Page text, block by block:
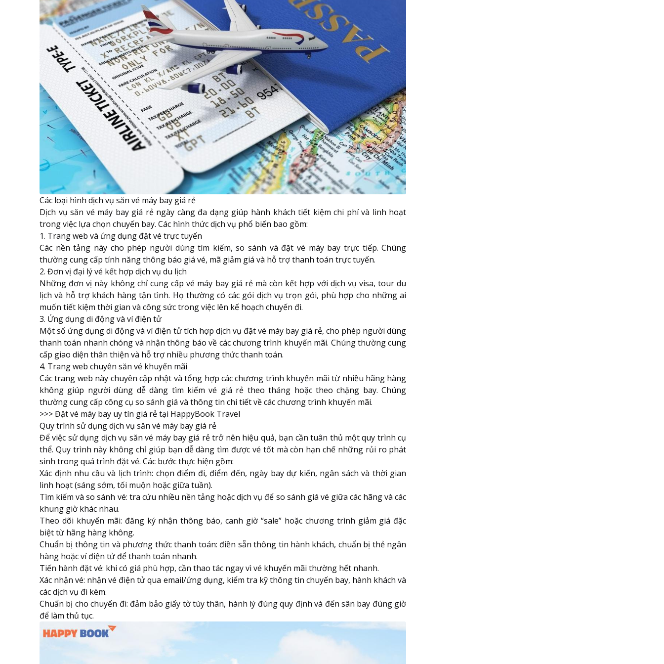
Các loại hình dịch vụ săn vé máy bay giá rẻ
Dịch vụ săn vé máy bay giá rẻ ngày càng đa dạng giúp hành khách tiết kiệm chi phí và linh hoạt
trong việc lựa chọn chuyến bay. Các hình thức dịch vụ phổ biến bao gồm:
1. Trang web và ứng dụng đặt vé trực tuyến
Các nền tảng này cho phép người dùng tìm kiếm, so sánh và đặtvé máy bay trực tiếp. Chúng
thường cung cấp tính năng thông báo giá vé, mã giảm giá và hỗ trợ thanh toán trực tuyến.
2. Đơn vị đại lý vé kết hợp dịch vụ du lịch
Những đơn vị này không chỉ cung cấp vé máy bay giá rẻ mà còn kết hợp với dịch vụ visa, tour du
lịch và hỗ trợ khách hàng tận tình. Họ thường có các gói dịch vụ trọn gói, phù hợp cho những ai
muốn tiết kiệm thời gian và công sức trong việc lên kế hoạch chuyến đi.
3. Ứng dụng di động và ví điện tử
Một số ứng dụng di động và ví điện tử tích hợp dịch vụ đặt vé máy bay giá rẻ, cho phép người dùng
thanh toán nhanh chóng và nhận thông báo về các chương trình khuyến mãi. Chúng thường cung
cấp giao diện thân thiện và hỗ trợ nhiều phương thức thanh toán.
4. Trang web chuyên săn vé khuyến mãi
Các trang web này chuyên cập nhật và tổng hợp các chương trình khuyến mãi từ nhiều hãng hàng
không giúp người dùng dễ dàng tìm kiếm vé giá rẻ theo tháng hoặc theo chặng bay. Chúng
thường cung cấp công cụ so sánh giá và thông tin chi tiết về các chương trình khuyến mãi.
>>>Đặt vé máy bay uy tín giá rẻ tại HappyBook Travel
Quy trình sử dụng dịch vụ săn vé máy bay giá rẻ
Để việc sử dụng dịch vụ săn vé máy bay giá rẻ trở nên hiệu quả, bạn cần tuân thủ một quy trình cụ
thể. Quy trình này không chỉ giúp bạn dễ dàng tìm được vé tốt mà còn hạn chế những rủi ro phát
sinh trong quá trình đặt vé. Các bước thực hiện gồm:
Xác định nhu cầu và lịch trình: chọn điểm đi, điểm đến, ngày bay dự kiến, ngân sách và thời gian
linh hoạt (sáng sớm, tối muộn hoặc giữa tuần).
Tìm kiếm và so sánh vé: tra cứu nhiều nền tảng hoặc dịch vụ để so sánh giá vé giữa các hãng và các
khung giờ khác nhau.
Theo dõi khuyến mãi: đăng ký nhận thông báo, canh giờ “sale” hoặc chương trình giảm giá đặc
biệt từ hãng hàng không.
Chuẩn bị thông tin và phương thức thanh toán: điền sẵn thông tin hành khách, chuẩn bị thẻ ngân
hàng hoặc ví điện tử để thanh toán nhanh.
Tiến hành đặt vé: khi có giá phù hợp, cần thao tác ngay vì vé khuyến mãi thường hết nhanh.
Xác nhận vé: nhận vé điện tử qua email/ứng dụng, kiểm tra kỹ thông tin chuyến bay, hành khách và
các dịch vụ đi kèm.
Chuẩn bị cho chuyến đi: đảm bảo giấy tờ tùy thân, hành lý đúng quy định và đến sân bay đúng giờ
để làm thủ tục.